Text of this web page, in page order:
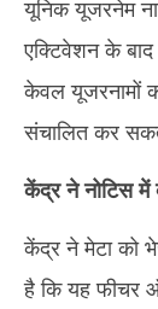
यूनिक यूजरनेम
एक्टिवेशन के
केवल यूजरनामों
संचालित कर
केंद्र ने नोटिस में
केंद्र ने मेटा को
है कि यह फीचर